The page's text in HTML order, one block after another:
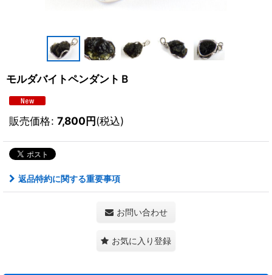
モルダバイトペンダントＢ
販売価格: 7,800円(税込)
返品特約に関する重要事項
お問い合わせ
お気に入り登録